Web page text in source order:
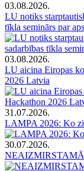
03.08.2026.
LU notiks
tīkla seminārs par
03.08.2026.
LU aicina Eiropas
2026 Latvia
31.07.2026.
LAMPA 2026: Ko
30.07.2026.